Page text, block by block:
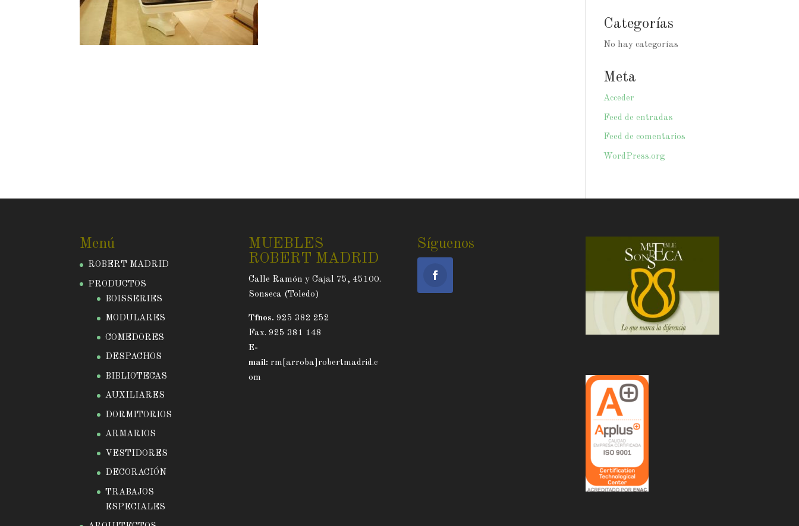
Categorías
No hay categorías
Meta
Acceder
Feed de entradas
Feed de comentarios
WordPress.org
Menú
ROBERT MADRID
PRODUCTOS
BOISSERIES
MODULARES
COMEDORES
DESPACHOS
BIBLIOTECAS
AUXILIARES
DORMITORIOS
ARMARIOS
VESTIDORES
DECORACIÓN
TRABAJOS
ESPECIALES
MUEBLES
ROBERT MADRID
Calle Ramón y Cajal 75, 45100.
Sonseca (Toledo)
Tfnos. 925 382 252
Fax. 925 381 148
E-
mail: rm[arroba]robertmadrid.c
om
Síguenos